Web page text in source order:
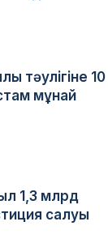
тәулігіне 10
мұнай
1,3 млрд
салуы